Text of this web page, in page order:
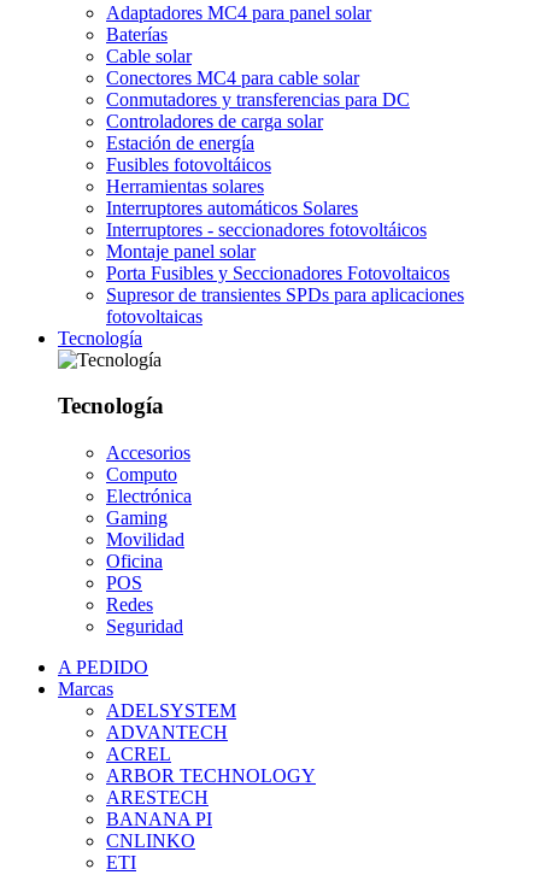
Adaptadores MC4 para panel solar
Baterías
Cable solar
Conectores MC4 para cable solar
Conmutadores y transferencias para DC
Controladores de carga solar
Estación de energía
Fusibles fotovoltáicos
Herramientas solares
Interruptores automáticos Solares
Interruptores - seccionadores fotovoltáicos
Montaje panel solar
Porta Fusibles y Seccionadores Fotovoltaicos
Supresor de transientes SPDs para aplicaciones
fotovoltaicas
Tecnología
Tecnología
Accesorios
Computo
Electrónica
Gaming
Movilidad
Oficina
POS
Redes
Seguridad
A PEDIDO
Marcas
ADELSYSTEM
ADVANTECH
ACREL
ARBOR TECHNOLOGY
ARESTECH
BANANA PI
CNLINKO
ETI